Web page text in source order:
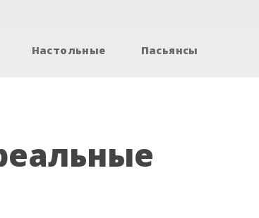
Настольные Пасьянсы